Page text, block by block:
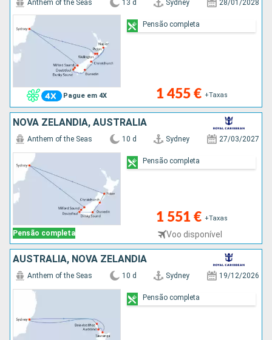
Pague em 4X
Anthem of the Seas 13 d Sydney 28/01/2028
1 455 € +Taxas
Pensão completa
NOVA ZELANDIA, AUSTRALIA
Pensão completa
Anthem of the Seas 10 d Sydney 27/03/2027
1 551 € +Taxas
Voo disponível
Pensão completa
AUSTRALIA, NOVA ZELANDIA
Anthem of the Seas 10 d Sydney 19/12/2026
Pensão completa